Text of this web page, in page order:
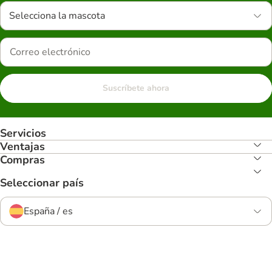
Selecciona la mascota
Suscríbete ahora
Servicios
Ventajas
Compras
Seleccionar país
España / es